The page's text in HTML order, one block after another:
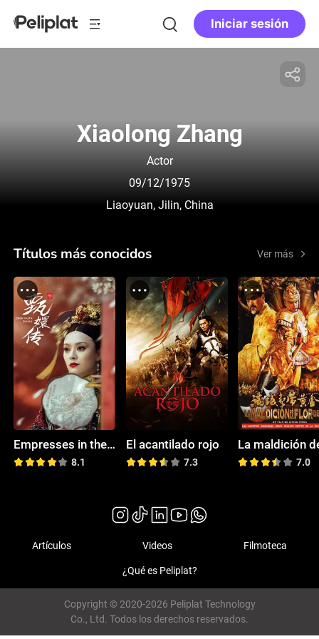
Iniciar sesión
Xiaolong Zhang
Actor
09/12/1975
Liaoyuan, Jilin, China
Títulos más conocidos Ver más
Empresses in the Palace
8.1
El acantilado rojo
7.3 7.0
Artículos Videos Filmoteca
¿Qué es Peliplat?
Copyright © 2020-2026 Peliplat Technology
Co., Ltd. Todos los derechos reservados.